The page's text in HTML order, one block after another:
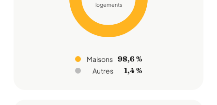
logements
Maisons 98,6 %
Autres 1,4 %